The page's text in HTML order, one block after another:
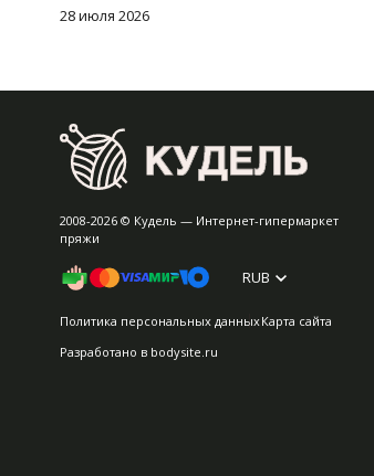
28 июля 2026
2008-2026 © Кудель — Интернет-гипермаркет
пряжи
RUB
Политика персональных данныхКарта сайта
Разработано в bodysite.ru